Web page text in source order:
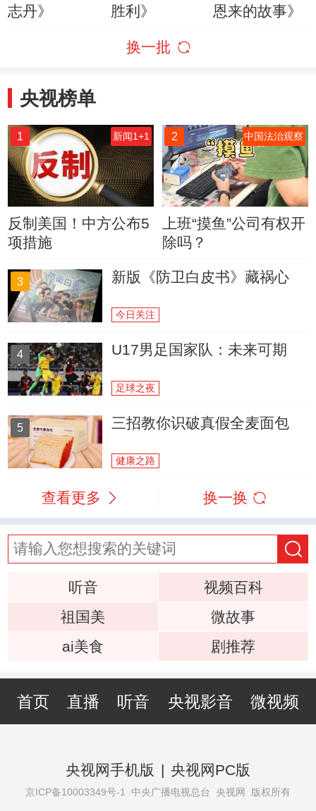
志丹》
胜利》
恩来的故事》
换一批
央视榜单
1 新闻1+1
反制美国！中方公布5
项措施
2 中国法治观察
上班“摸鱼”公司有权开
除吗？
3 新版《防卫白皮书》藏祸心
今日关注
4 U17男足国家队：未来可期
足球之夜
5 三招教你识破真假全麦面包
健康之路
查看更多 换一换
听音
视频百科
祖国美
微故事
ai美食
剧推荐
首页 直播 听音 央视影音 微视频
央视网手机版 | 央视网PC版
京ICP备10003349号-1 中央广播电视总台 央视网 版权所有